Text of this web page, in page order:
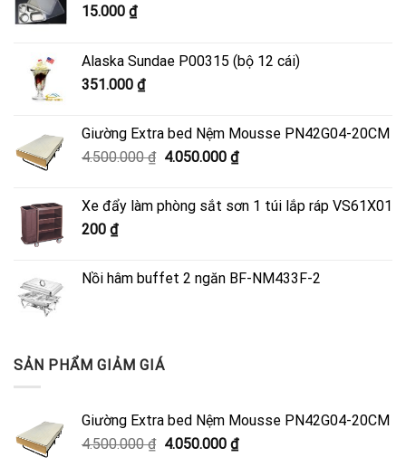
15.000 ₫
Alaska Sundae P00315 (bộ 12 cái)
351.000 ₫
Giường Extra bed Nệm Mousse PN42G04-20CM
4.500.000₫ Giá
4.500.000 ₫.
4.050.000 ₫Giá
là:
Xe đẩy làm phòng sắt sơn 1 túi lắp ráp VS61X01
200 ₫
Nồi hâm buffet 2 ngăn BF-NM433F-2
SẢN PHẨM GIẢM GIÁ
Giường Extra bed Nệm Mousse PN42G04-20CM
4.500.000₫ Giá
4.050.000 ₫Giá